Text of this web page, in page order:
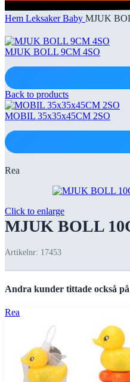
Hem LeksakerBaby MJUK
MJUK BOLL 9CM 4SO
Back to products
MOBIL 35x35x45CM 2SO
Rea
Click to enlarge
MJUK BOLL
Artikelnr: 17453
Andra kunder tittade också på
Rea